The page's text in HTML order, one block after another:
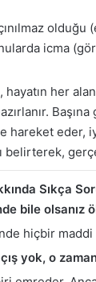
icma
hayatın her
eder,
belirterek,
Sıkça
bile olsanız
hiçbir maddi
yok, o